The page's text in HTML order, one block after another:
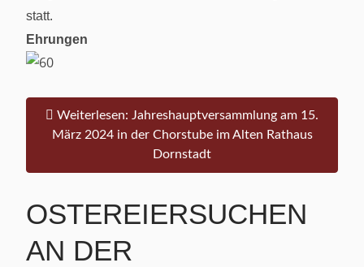
statt.
Ehrungen
Weiterlesen: Jahreshauptversammlung am 15.
März 2024 in der Chorstube im Alten Rathaus
Dornstadt
OSTEREIERSUCHEN
AN DER